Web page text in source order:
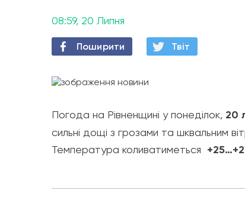
08:59, 20 Липня
Поширити Твiт
Погода на Рівненщині у понеділок, 20
сильні дощі з грозами та шквальним
Температура коливатиметься